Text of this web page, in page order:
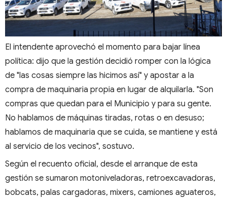
El intendente aprovechó el momento para bajar línea
política: dijo que la gestión decidió romper con la lógica
de "las cosas siempre las hicimos así" y apostar a la
compra de maquinaria propia en lugar de alquilarla. "Son
compras que quedan para el Municipio y para su gente.
No hablamos de máquinas tiradas, rotas o en desuso;
hablamos de maquinaria que se cuida, se mantiene y está
al servicio de los vecinos", sostuvo.
Según el recuento oficial, desde el arranque de esta
gestión se sumaron motoniveladoras, retroexcavadoras,
bobcats, palas cargadoras, mixers, camiones aguateros,